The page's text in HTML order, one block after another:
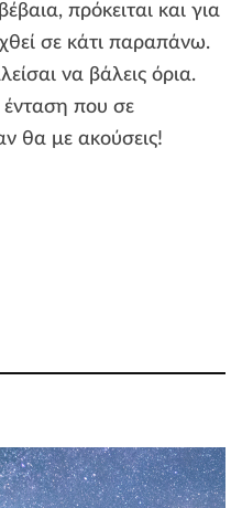
πρόκειται και για
σε κάτι παραπάνω.
να βάλεις όρια.
που σε
θα με ακούσεις!